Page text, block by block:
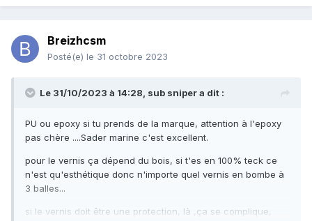
Breizhcsm
Posté(e) le 31 octobre 2023
Le 31/10/2023 à 14:28, sub snipera dit :
PU ou epoxy si tu prends de la marque, attention à l'epoxy
pas chère ....Sader marine c'est excellent.
pour le vernis ça dépend du bois, si t'es en 100% teck ce
n'est qu'esthétique donc n'importe quel vernis en bombe à
3 balles...
si le vernis doit être une protection, là ,ça se complique,